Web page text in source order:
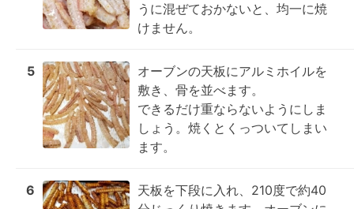
うに混ぜておかないと、均一に焼
けません。
5
オーブンの天板にアルミホイルを
敷き、骨を並べます。
できるだけ重ならないようにしま
しょう。焼くとくっついてしまい
ます。
6
天板を下段に入れ、210度で約40